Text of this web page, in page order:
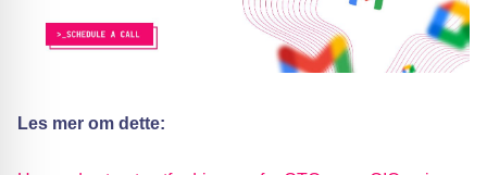
Les mer om dette: